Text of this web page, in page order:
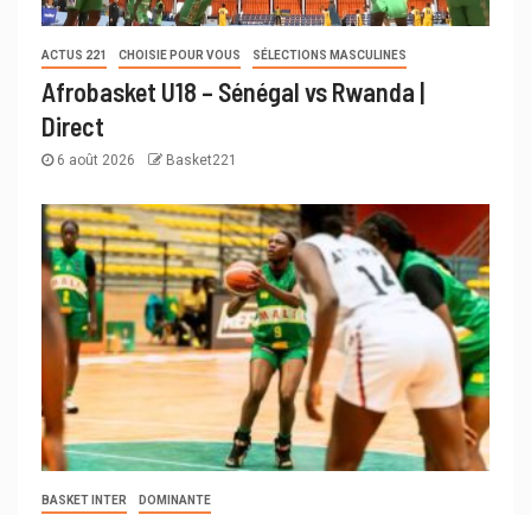
ACTUS 221 CHOISIE POUR VOUS SÉLECTIONS MASCULINES
Afrobasket U18 – Sénégal vs Rwanda |
Direct
6 août 2026 Basket221
BASKET INTER DOMINANTE